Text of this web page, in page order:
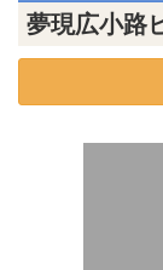
夢現広小路